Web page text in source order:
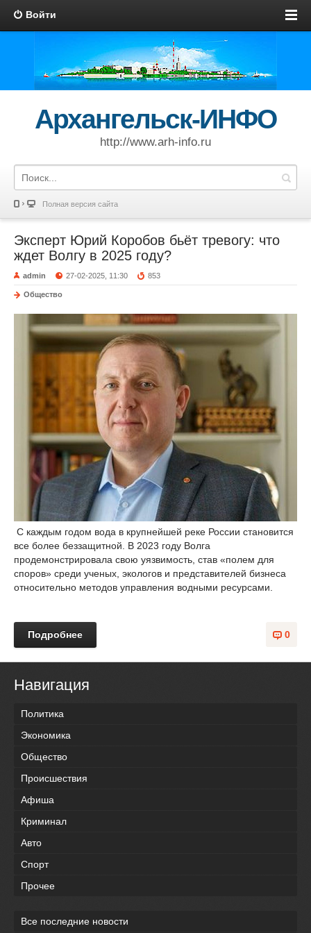
Войти
Архангельск-ИНФО
http://www.arh-info.ru
Полная версия сайта
Эксперт Юрий Коробов бьёт тревогу: что
ждет Волгу в 2025 году?
admin 27-02-2025, 11:30 853
Общество
С каждым годом вода в крупнейшей реке России становится
все более беззащитной. В 2023 году Волга
продемонстрировала свою уязвимость, став «полем для
споров» среди ученых, экологов и представителей бизнеса
относительно методов управления водными ресурсами.
0
Подробнее
Навигация
Политика
Экономика
Общество
Происшествия
Афиша
Криминал
Авто
Спорт
Прочее
Все последние новости